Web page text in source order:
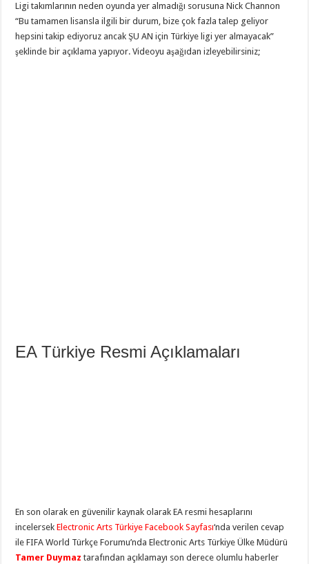
Ligi takımlarının neden oyunda yer almadığı sorusuna Nick Channon
“Bu tamamen lisansla ilgili bir durum, bize çok fazla talep geliyor
hepsini takip ediyoruz ancak ŞU AN için Türkiye ligi yer almayacak”
şeklinde bir açıklama yapıyor. Videoyu aşağıdan izleyebilirsiniz;
EA Türkiye Resmi Açıklamaları
En son olarak en güvenilir kaynak olarak EA resmi hesaplarını
incelersekElectronic Arts Türkiye Facebook Sayfası‘nda verilen cevap
ile FIFA World Türkçe Forumu’nda Electronic Arts Türkiye Ülke Müdürü
Tamer Duymaz tarafından açıklamayı son derece olumlu haberler